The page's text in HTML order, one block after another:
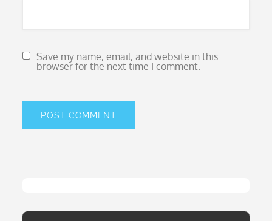
Save my name, email, and website in this
browser for the next time I comment.